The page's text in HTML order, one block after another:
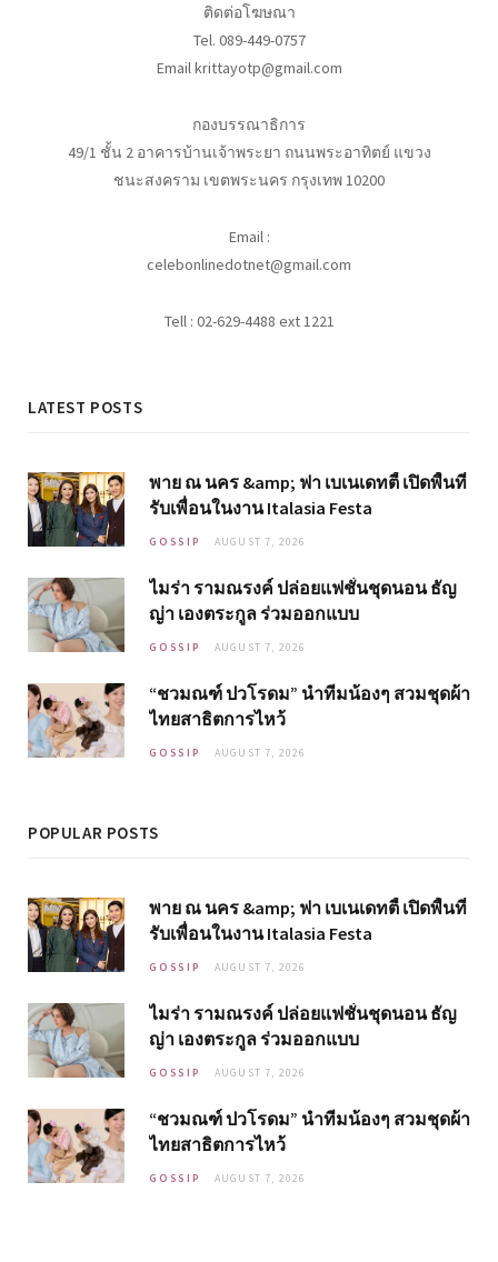
ติดต่อโฆษณา
Tel. 089-449-0757
Email krittayotp@gmail.com
กองบรรณาธิการ
49/1 ชั้น 2 อาคารบ้านเจ้าพระยา ถนนพระอาทิตย์ แขวง
ชนะสงคราม เขตพระนคร กรุงเทพ 10200
Email :
celebonlinedotnet@gmail.com
Tell : 02-629-4488 ext 1221
LATEST POSTS
พาย ณ นคร &amp; ฟา เบเนเดทตี้ เปิดพื้นที่
รับเพื่อนในงาน Italasia Festa
GOSSIP AUGUST 7, 2026
ไมร่า รามณรงค์ ปล่อยแฟชั่นชุดนอน ธัญ
ญ่า เองตระกูล ร่วมออกแบบ
GOSSIP AUGUST 7, 2026
“ชวมณฑ์ ปวโรดม” นำทีมน้องๆ สวมชุดผ้า
ไทยสาธิตการไหว้
GOSSIP AUGUST 7, 2026
POPULAR POSTS
พาย ณ นคร &amp; ฟา เบเนเดทตี้ เปิดพื้นที่
รับเพื่อนในงาน Italasia Festa
GOSSIP AUGUST 7, 2026
ไมร่า รามณรงค์ ปล่อยแฟชั่นชุดนอน ธัญ
ญ่า เองตระกูล ร่วมออกแบบ
GOSSIP AUGUST 7, 2026
“ชวมณฑ์ ปวโรดม” นำทีมน้องๆ สวมชุดผ้า
ไทยสาธิตการไหว้
GOSSIP AUGUST 7, 2026